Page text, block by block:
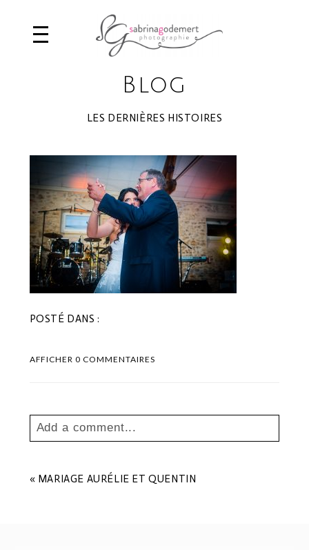
Blog
LES DERNIÈRES HISTOIRES
POSTÉ DANS :
AFFICHER0 COMMENTAIRES
Add a comment...
Les champs marqués sont requis *
« MARIAGE AURÉLIE ET QUENTIN